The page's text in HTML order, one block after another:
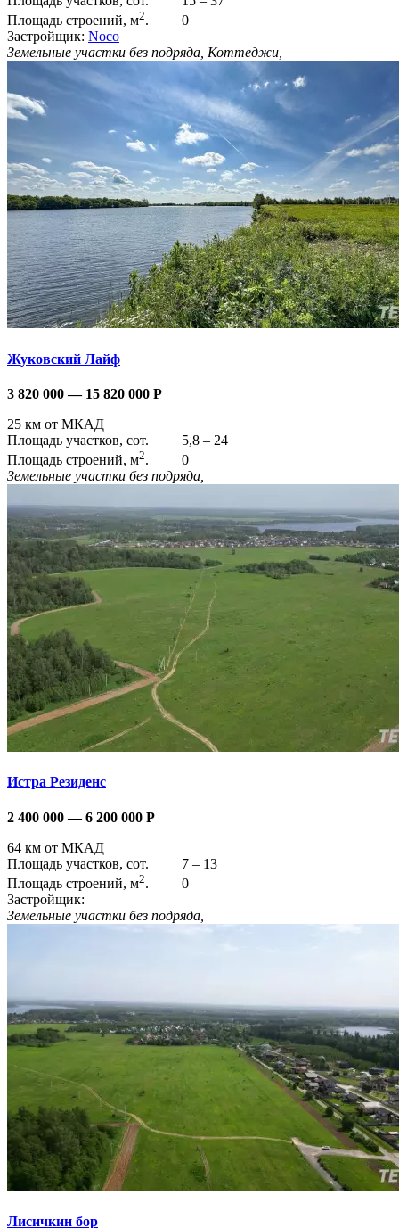
Площадь строений, м2.
0
Застройщик: Noco
Земельные участки без подряда, Коттеджи,
Жуковский Лайф
3 820 000 — 15 820 000 Р
25 км от МКАД
Площадь участков, сот.
5,8 – 24
Площадь строений, м2.
0
Земельные участки без подряда,
Истра Резиденс
2 400 000 — 6 200 000 Р
64 км от МКАД
Площадь участков, сот.
7 – 13
Площадь строений, м2.
0
Застройщик:
Земельные участки без подряда,
Лисичкин бор